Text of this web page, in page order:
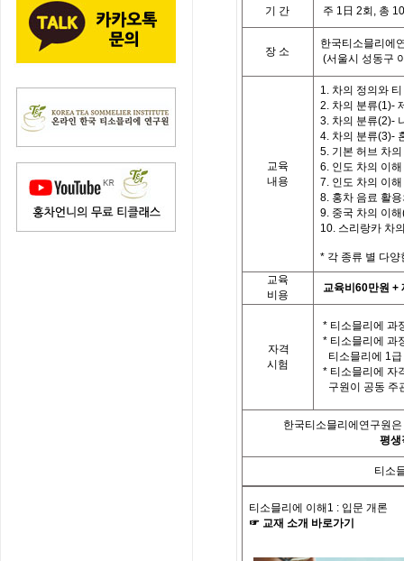
기 간 주 1 日 2회 , 총 10
장 소
한국티소믈리에
(서울시 성동구
교육
내용
1. 차의 정의와
2. 차의 분류(1)-
3. 차의 분류(2)-
4. 차의 분류(3)-
5. 기본 허브 차
6. 인도 차의 이
7. 인도 차의 이
8. 홍차 음료 활
9. 중국 차의 이
10. 스리랑카 차
* 각 종류 별 다양
교육
비용
교육비 60만원 +
자격
시험
* 티소믈리에 과
* 티소믈리에 과
티소믈리에 1
* 티소믈리에 자
구원이 공동 주
한국티소믈리에연구원
평생
티소
티소믈리에 이해 1 : 입문 개론
☞ 교재 소개 바로가기